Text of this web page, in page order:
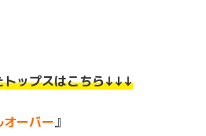
トップスはこちら↓↓↓
ーバー』